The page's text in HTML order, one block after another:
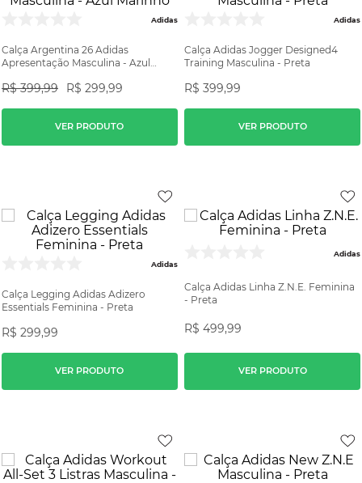
Adidas
Calça Argentina 26 Adidas
Apresentação Masculina - Azul
R$ 399,99 R$ 299,99
VER PRODUTO
Adidas
Calça Adidas Jogger Designed4
Training Masculina - Preta
R$ 399,99
VER PRODUTO
Adidas
Calça Legging Adidas Adizero
Essentials Feminina - Preta
R$ 299,99
VER PRODUTO
Adidas
Calça Adidas Linha Z.N.E. Feminina
- Preta
R$ 499,99
VER PRODUTO